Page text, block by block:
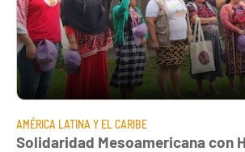
AMÉRICA LATINA Y EL CARIBE
Solidaridad Mesoamericana con